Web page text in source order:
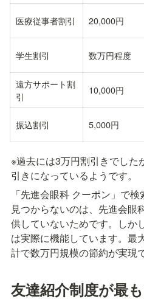
医療従事者割引 20,000円
学生割引 数万円程度
遠方サポート割
引
10,000円
振込割引 5,000円
※過去には3万円割引きでした
引きになっているようです。
「先進会眼科 クーポン」で
見つからないのは、先進会眼
供していないためです。しか
は実際に機能しています。最
計で数万円規模の節約が実現
友達紹介制度が最